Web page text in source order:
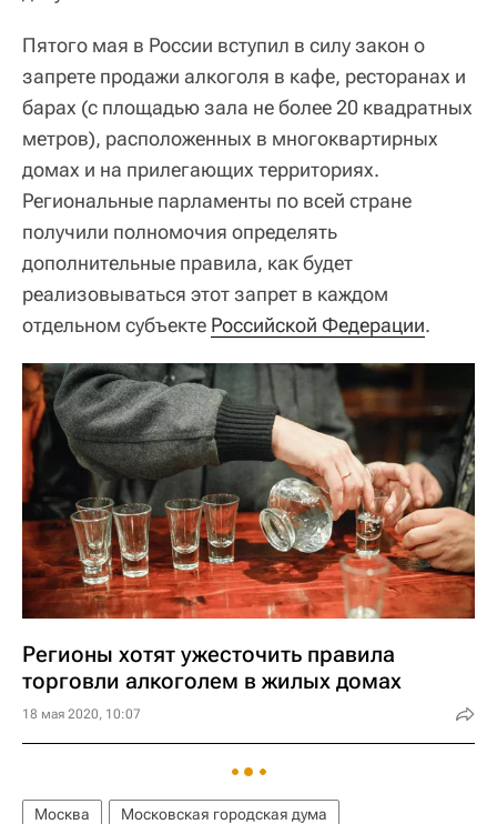
Пятого мая в России вступил в силу закон о
запрете продажи алкоголя в кафе, ресторанах и
барах (с площадью зала не более 20 квадратных
метров), расположенных в многоквартирных
домах и на прилегающих территориях.
Региональные парламенты по всей стране
получили полномочия определять
дополнительные правила, как будет
реализовываться этот запрет в каждом
отдельном субъекте Российской Федерации.
Регионы хотят ужесточить правила
торговли алкоголем в жилых домах
18 мая 2020, 10:07
Москва
Московская городская дума